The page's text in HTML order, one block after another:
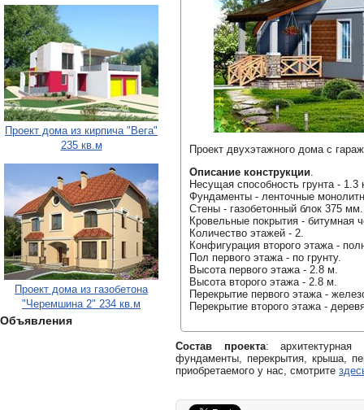
Проект дома из кирпича "Вега"
235 кв.м
Проект дома из газобетона
"Черемшина 2" 234 кв.м
Объявления
Проект двухэтажного дома с
Описание конструкции.
Несущая способность грунта - 1.3
Фундаменты - ленточные
Стены - газобетонный блок 375 мм.
Кровельные покрытия - битумная
Количество этажей - 2.
Конфигурация второго этажа -
Пол первого этажа - по грунту.
Высота первого этажа - 2.8 м.
Высота второго этажа - 2.8 м.
Перекрытие первого этажа -
Перекрытие второго этажа -
Состав проекта:
фундаменты, перекрытия, крыша,
приобретаемого у нас, смотрите